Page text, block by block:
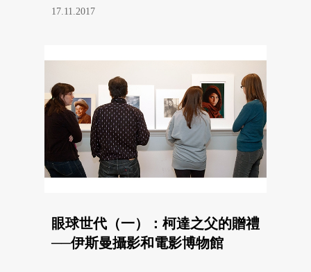
17.11.2017
眼球世代（一）：柯達之父的贈禮
──伊斯曼攝影和電影博物館